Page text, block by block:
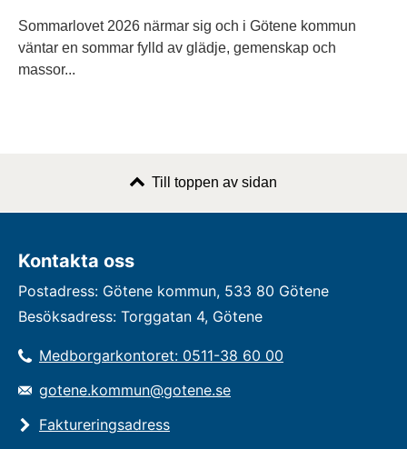
Sommarlovet 2026 närmar sig och i Götene kommun
väntar en sommar fylld av glädje, gemenskap och
massor...
Till toppen av sidan
Kontakta oss
Postadress: Götene kommun, 533 80 Götene
Besöksadress: Torggatan 4, Götene
Medborgarkontoret: 0511-38 60 00
gotene.kommun@gotene.se
Faktureringsadress